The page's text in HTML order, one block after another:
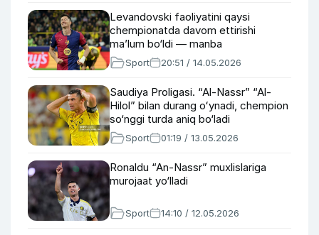
Levandovski faoliyatini qaysi
chempionatda davom ettirishi
ma’lum bo‘ldi — manba
Sport 20:51 / 14.05.2026
Saudiya Proligasi. “Al-Nassr” “Al-
Hilol” bilan durang oʻynadi, chempion
so‘nggi turda aniq bo‘ladi
Sport 01:19 / 13.05.2026
Ronaldu “An-Nassr” muxlislariga
murojaat yo‘lladi
Sport 14:10 / 12.05.2026